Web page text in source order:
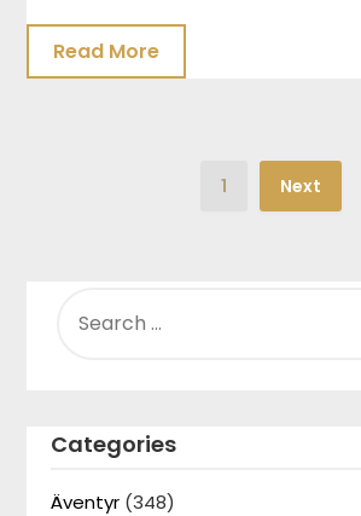
Read More
1 Next
FOR:
Categories
Äventyr (348)